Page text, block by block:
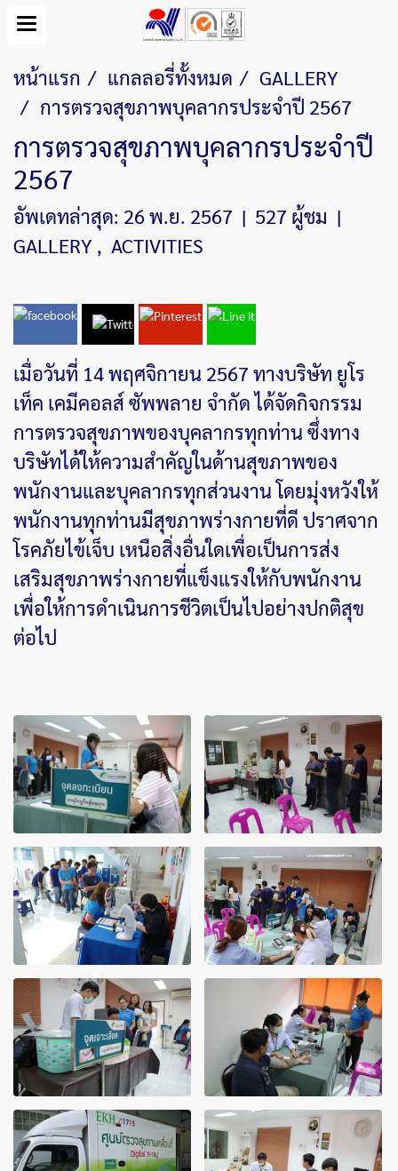
หน้าแรก แกลลอรี่ทั้งหมด
GALLERY
การตรวจสุขภาพบุคลากรประจำปี 2567
การตรวจสุขภาพบุคลากรประจำปี
2567
อัพเดทล่าสุด: 26 พ.ย. 2567 | 527 ผู้ชม |
GALLERY , ACTIVITIES
เมื่อวันที่ 14 พฤศจิกายน 2567 ทางบริษัท ยูโร
เท็ค เคมีคอลส์ ซัพพลาย จำกัด ได้จัดกิจกรรม
การตรวจสุขภาพของบุคลากรทุกท่าน ซึ่งทาง
บริษัทได้ให้ความสำคัญในด้านสุขภาพของ
พนักงานและบุคลากรทุกส่วนงาน โดยมุ่งหวังให้
พนักงานทุกท่านมีสุขภาพร่างกายที่ดี ปราศจาก
โรคภัยไข้เจ็บ เหนือสิ่งอื่นใดเพื่อเป็นการส่ง
เสริมสุขภาพร่างกายที่แข็งแรงให้กับพนักงาน
เพื่อให้การดำเนินการชีวิตเป็นไปอย่างปกติสุข
ต่อไป